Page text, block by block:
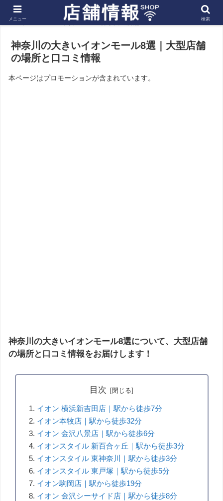
ホーム 関東 神奈川の店舗
神奈川の大きいイオンモール8選｜大型店舗
の場所と口コミ情報
本ページはプロモーションが含まれています。
神奈川の大きいイオンモール8選について、大型店舗
の場所と口コミ情報をお届けします！
目次
イオン 横浜新吉田店｜駅から徒歩7分
イオン本牧店｜駅から徒歩32分
イオン 金沢八景店｜駅から徒歩6分
イオンスタイル 新百合ヶ丘｜駅から徒歩3分
イオンスタイル 東神奈川｜駅から徒歩3分
イオンスタイル 東戸塚｜駅から徒歩5分
イオン駒岡店｜駅から徒歩19分
イオン 金沢シーサイド店｜駅から徒歩8分
メニュー 検索